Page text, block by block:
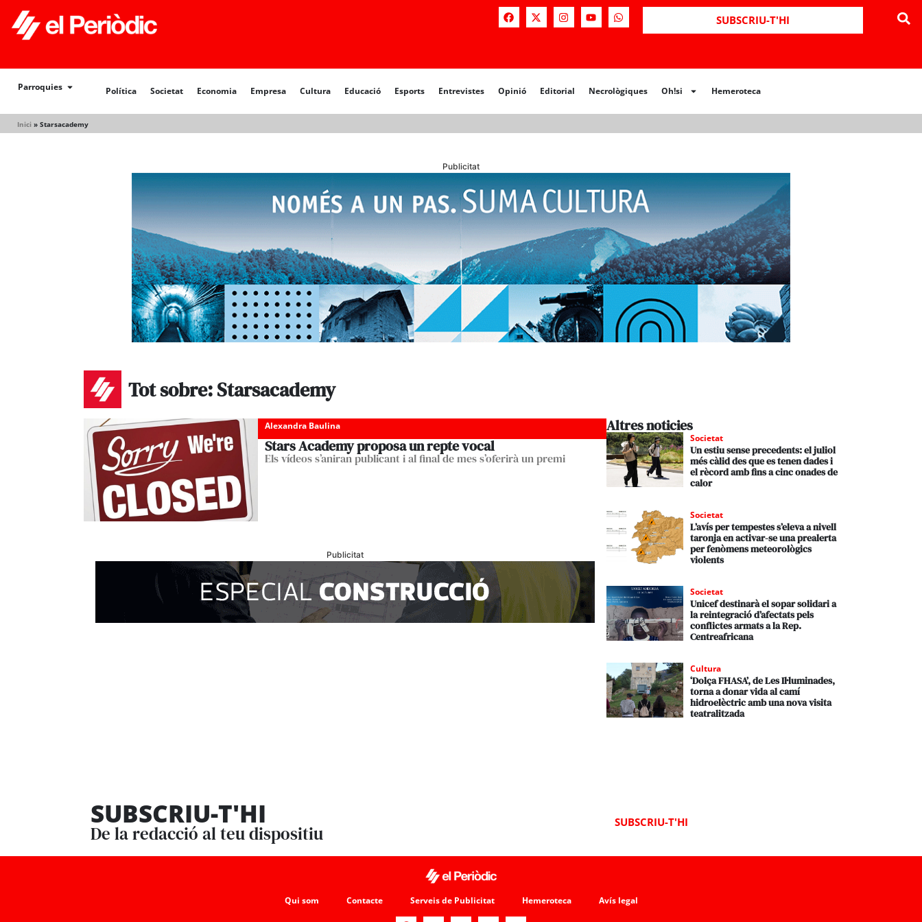
SUBSCRIU-T'HI
Parroquies Política Societat Economia Empresa Cultura Educació Esports Entrevistes Opinió Editorial Necrològiques Oh!si Hemeroteca
Inici » Starsacademy
Política Societat Opinió Editorial Necrològiques Hemeroteca
Publicitat
Tot sobre: Starsacademy
Alexandra Baulina
Stars Academy proposa un repte vocal
Els vídeos s’aniran publicant i al final de mes s’oferirà un premi
Publicitat
Altres noticies
Societat
Un estiu sense precedents: el juliol
més càlid des que es tenen dades i
el rècord amb fins a cinc onades de
calor
Societat
L’avís per tempestes s’eleva a nivell
taronja en activar-se una prealerta
per fenòmens meteorològics
violents
Societat
Unicef destinarà el sopar solidari a
la reintegració d’afectats pels
conflictes armats a la Rep.
Centreafricana
Cultura
‘Dolça FHASA’, de Les Il·luminades,
torna a donar vida al camí
hidroelèctric amb una nova visita
teatralitzada
SUBSCRIU-T'HI
De la redacció al teu dispositiu
SUBSCRIU-T'HI
Qui som Contacte Serveis de Publicitat Hemeroteca Avís legal